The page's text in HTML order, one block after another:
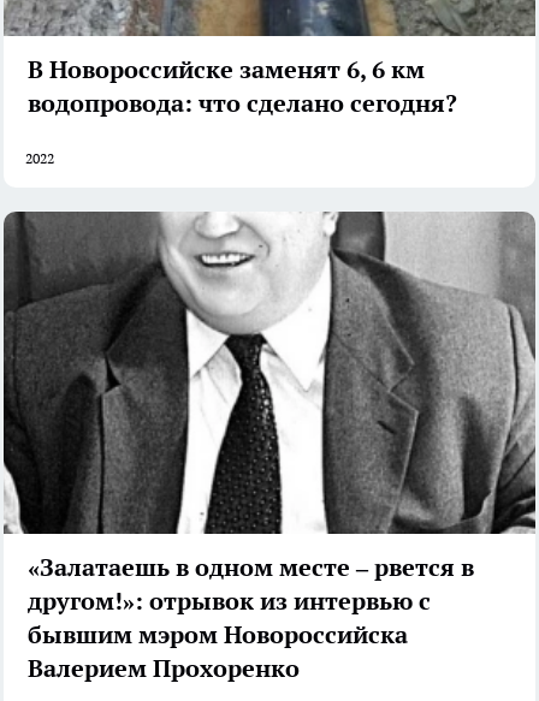
В Новороссийске заменят 6, 6 км
водопровода: что сделано сегодня?
2022
«Залатаешь в одном месте – рвется в
другом!»: отрывок из интервью с
бывшим мэром Новороссийска
Валерием Прохоренко